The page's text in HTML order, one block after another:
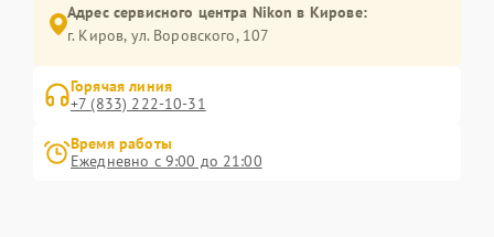
Адрес сервисного центра Nikon в Кирове:
г. Киров, ул. Воровского, 107
Горячая линия
+7 (833) 222-10-31
Время работы
Ежедневно с 9:00 до 21:00